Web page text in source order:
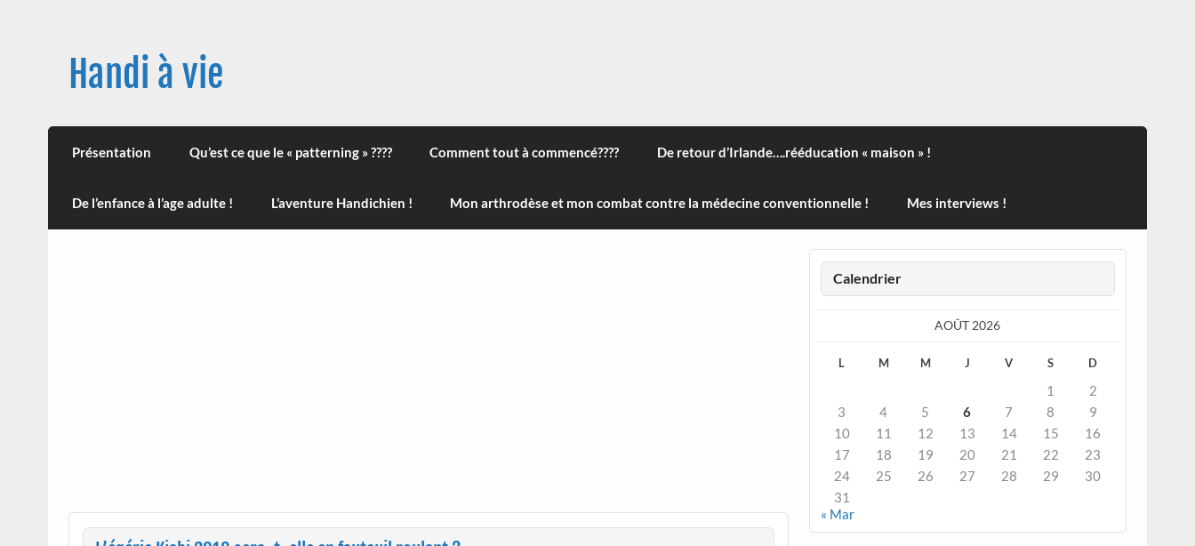
Handi à vie
Une image positive du handicap, en France et à travers le monde, des nouveautés technologiques , de l'handisport , des actualités sur la santé, sur les vaccins, de
leur impact sur la santé (mon histoire est dans le menu) ! Bonne visite
Présentation Qu’est ce que le « patterning » ???? Comment tout à commencé???? De retour d’Irlande….rééducation « maison » !
De l’enfance à l’age adulte ! L’aventure Handichien ! Mon arthrodèse et mon combat contre la médecine conventionnelle ! Mes interviews !
Calendrier
AOÛT 2026
L M M J V S D
1
2
3
4 5 6 7 8
9
10
11 12 13 14 15
16
17
18 19 20 21 22
23
24
25 26 27 28 29
30
31
« Mar